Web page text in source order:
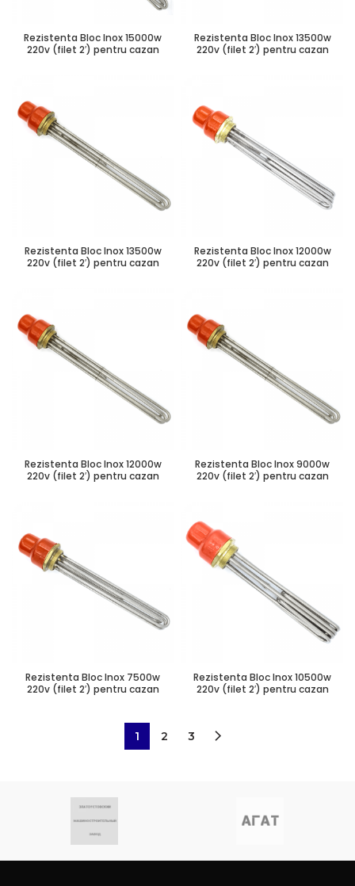
Rezistenta Bloc Inox 15000w
220v (filet 2′) pentru cazan
Rezistenta Bloc Inox 13500w
220v (filet 2′) pentru cazan
Rezistenta Bloc Inox 13500w
220v (filet 2′) pentru cazan
Rezistenta Bloc Inox 12000w
220v (filet 2′) pentru cazan
Rezistenta Bloc Inox 12000w
220v (filet 2′) pentru cazan
Rezistenta Bloc Inox 9000w
220v (filet 2′) pentru cazan
Rezistenta Bloc Inox 7500w
220v (filet 2′) pentru cazan
Rezistenta Bloc Inox 10500w
220v (filet 2′) pentru cazan
1 2 3